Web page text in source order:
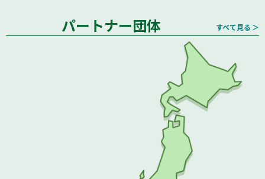
すべて見る ＞
パートナー団体